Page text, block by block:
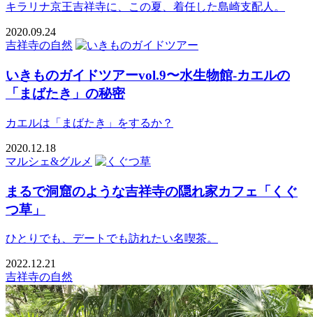
キラリナ京王吉祥寺に、この夏、着任した島崎支配人。
2020.09.24
吉祥寺の自然
いきものガイドツアーvol.9〜水生物館-カエルの
「まばたき」の秘密
カエルは「まばたき」をするか？
2020.12.18
マルシェ&グルメ
まるで洞窟のような吉祥寺の隠れ家カフェ「くぐ
つ草」
ひとりでも、デートでも訪れたい名喫茶。
2022.12.21
吉祥寺の自然